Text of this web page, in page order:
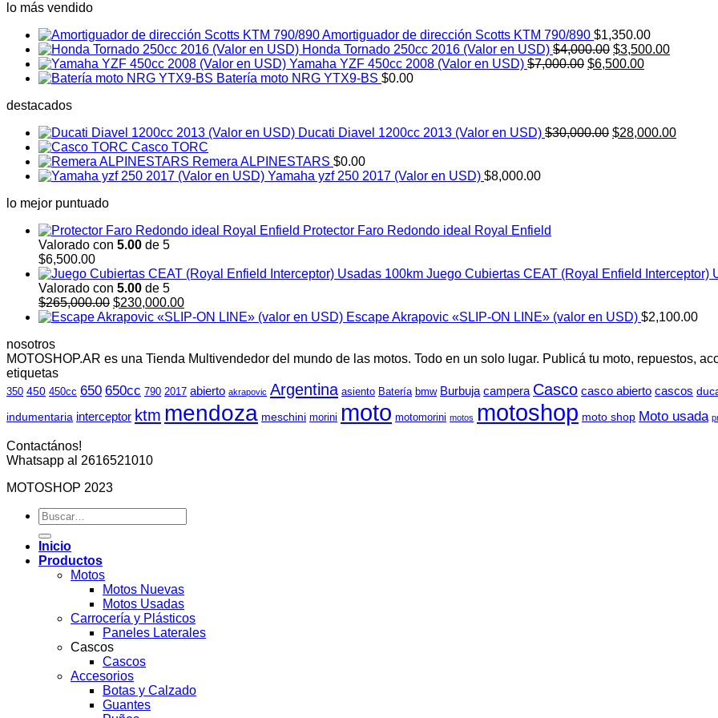
lo más vendido
Amortiguador de dirección Scotts KTM 790/890 $1,350.00
Honda Tornado 250cc 2016 (Valor en USD) $4,000.00 El
precio
$3,500.00El
Yamaha YZF 450cc 2008 (Valor en USD) $7,000.00 El
$6,500.00El
Batería moto NRG YTX9-BS $0.00
destacados
Ducati Diavel 1200cc 2013 (Valor en USD) $30,000.00 El
$28,000.00El
Casco TORC
Remera ALPINESTARS $0.00
Yamaha yzf 250 2017 (Valor en USD) $8,000.00
lo mejor puntuado
Protector Faro Redondo ideal Royal Enfield
Valorado con 5.00 de 5
$6,500.00
Juego Cubiertas CEAT (Royal Enfield Interceptor)
Valorado con 5.00 de 5
$265,000.00 El
precio
$265,000.00.
$230,000.00El
precio
$230,000.00.
Escape Akrapovic «SLIP-ON LINE» (valor en USD) $2,100.00
nosotros
MOTOSHOP.AR es una Tienda Multivendedor del mundo de las motos. Todo en un solo lugar. Publicá tu moto, repuestos,
etiquetas
350 450 450cc 650 650cc 790 2017 abierto akrapovic Argentina asiento Batería bmw Burbuja campera Casco casco abierto cascos
indumentaria interceptor ktm mendoza meschini morini moto motomorini motos motoshop moto shop Moto usada
Contactános!
Whatsapp al 2616521010
MOTOSHOP 2023
Buscar
por:
Inicio
Productos
Motos
Motos Nuevas
Motos Usadas
Carrocería y Plásticos
Paneles Laterales
Cascos
Cascos
Accesorios
Botas y Calzado
Guantes